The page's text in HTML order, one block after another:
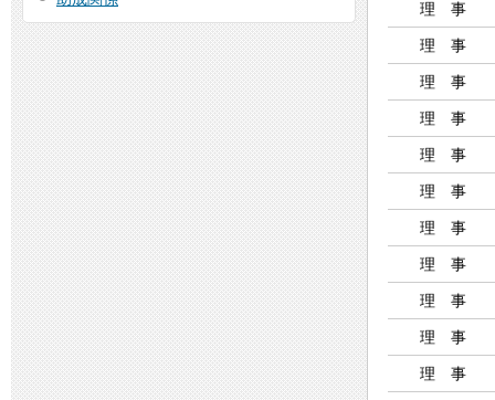
理 事
理 事
理 事
理 事
理 事
理 事
理 事
理 事
理 事
理 事
理 事